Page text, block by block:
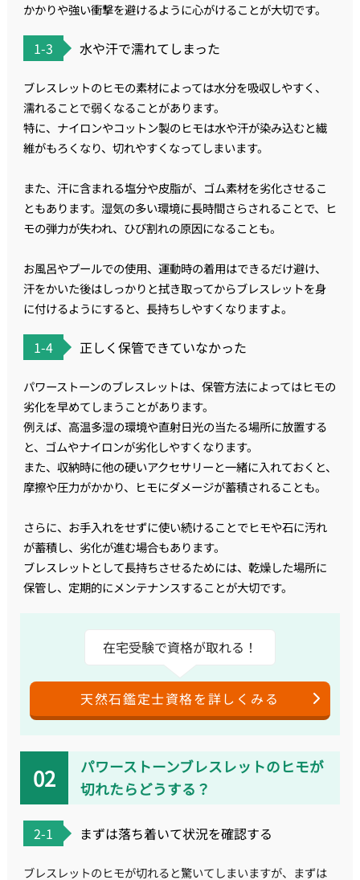
かかりや強い衝撃を避けるように心がけることが大切です。
1-3 水や汗で濡れてしまった
ブレスレットのヒモの素材によっては水分を吸収しやすく、
濡れることで弱くなることがあります。
特に、ナイロンやコットン製のヒモは水や汗が染み込むと繊
維がもろくなり、切れやすくなってしまいます。
また、汗に含まれる塩分や皮脂が、ゴム素材を劣化させるこ
ともあります。湿気の多い環境に長時間さらされることで、ヒ
モの弾力が失われ、ひび割れの原因になることも。
お風呂やプールでの使用、運動時の着用はできるだけ避け、
汗をかいた後はしっかりと拭き取ってからブレスレットを身
に付けるようにすると、長持ちしやすくなりますよ。
1-4 正しく保管できていなかった
パワーストーンのブレスレットは、保管方法によってはヒモの
劣化を早めてしまうことがあります。
例えば、高温多湿の環境や直射日光の当たる場所に放置する
と、ゴムやナイロンが劣化しやすくなります。
また、収納時に他の硬いアクセサリーと一緒に入れておくと、
摩擦や圧力がかかり、ヒモにダメージが蓄積されることも。
さらに、お手入れをせずに使い続けることでヒモや石に汚れ
が蓄積し、劣化が進む場合もあります。
ブレスレットとして長持ちさせるためには、乾燥した場所に
保管し、定期的にメンテナンスすることが大切です。
在宅受験で資格が取れる！
天然石鑑定士資格を詳しくみる
パワーストーンブレスレットのヒモが
切れたらどうする？
2-1 まずは落ち着いて状況を確認する
ブレスレットのヒモが切れると驚いてしまいますが、まずは